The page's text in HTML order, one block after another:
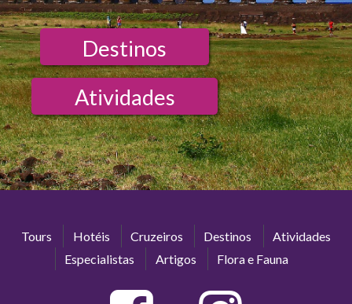
Destinos
Atividades
Tours Hotéis Cruzeiros Destinos
Atividades
Especialistas
Artigos Flora e Fauna